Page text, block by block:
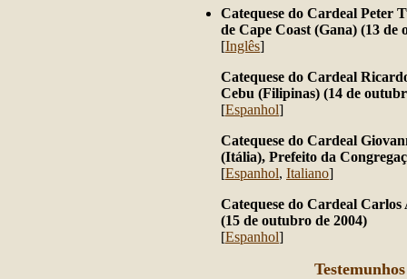
Catequese do Cardeal Peter
de Cape Coast (Gana) (13 de
[Inglês]
Catequese do Cardeal
Cebu (Filipinas) (14 de
[Espanhol]
Catequese do Cardeal
(Itália), Prefeito da
[Espanhol, Italiano]
Catequese do Cardeal
(15 de outubro de 2004)
[Espanhol]
Testemunhos